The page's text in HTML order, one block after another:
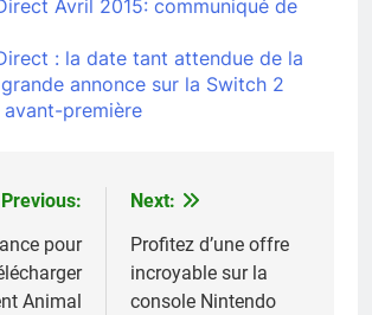
Avril 2015: communiqué de
: la date tant attendue de la
annonce sur la Switch 2
avant-première
Previous:
pour
Animal
Next:
Profitez d’une offre
incroyable sur la
console Nintendo